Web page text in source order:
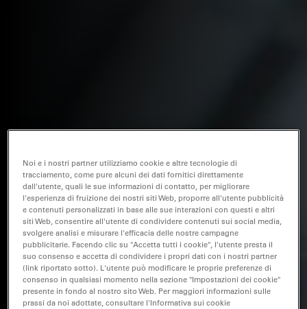
Noi e i nostri partner utilizziamo cookie e altre tecnologie di
tracciamento, come pure alcuni dei dati fornitici direttamente
dall'utente, quali le sue informazioni di contatto, per migliorare
l'esperienza di fruizione dei nostri siti Web, proporre all'utente pubblicità
e contenuti personalizzati in base alle sue interazioni con questi e altri
siti Web, consentire all'utente di condividere contenuti sui social media,
svolgere analisi e misurare l'efficacia delle nostre campagne
pubblicitarie. Facendo clic su "Accetta tutti i cookie", l'utente presta il
suo consenso e accetta di condividere i propri dati con i nostri partner
(link riportato sotto). L'utente può modificare le proprie preferenze di
consenso in qualsiasi momento nella sezione "Impostazioni dei cookie"
presente in fondo al nostro sito Web. Per maggiori informazioni sulle
prassi da noi adottate, consultare l'Informativa sui cookie